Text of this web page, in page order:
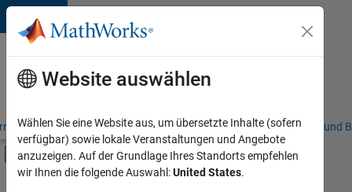
Weiter zum Inhalt
Karriere
bei
MathWorks
– Übersicht Stellensuche Niederlassungen Studierende und
Umschaltung für Off-Canvas-
Hauptinhalt
Website auswählen
Wählen Sie eine Website aus, um übersetzte Inhalte (sofern
verfügbar) sowie lokale Veranstaltungen und Angebote
anzuzeigen. Auf der Grundlage Ihres Standorts empfehlen
wir Ihnen die folgende Auswahl:United States.